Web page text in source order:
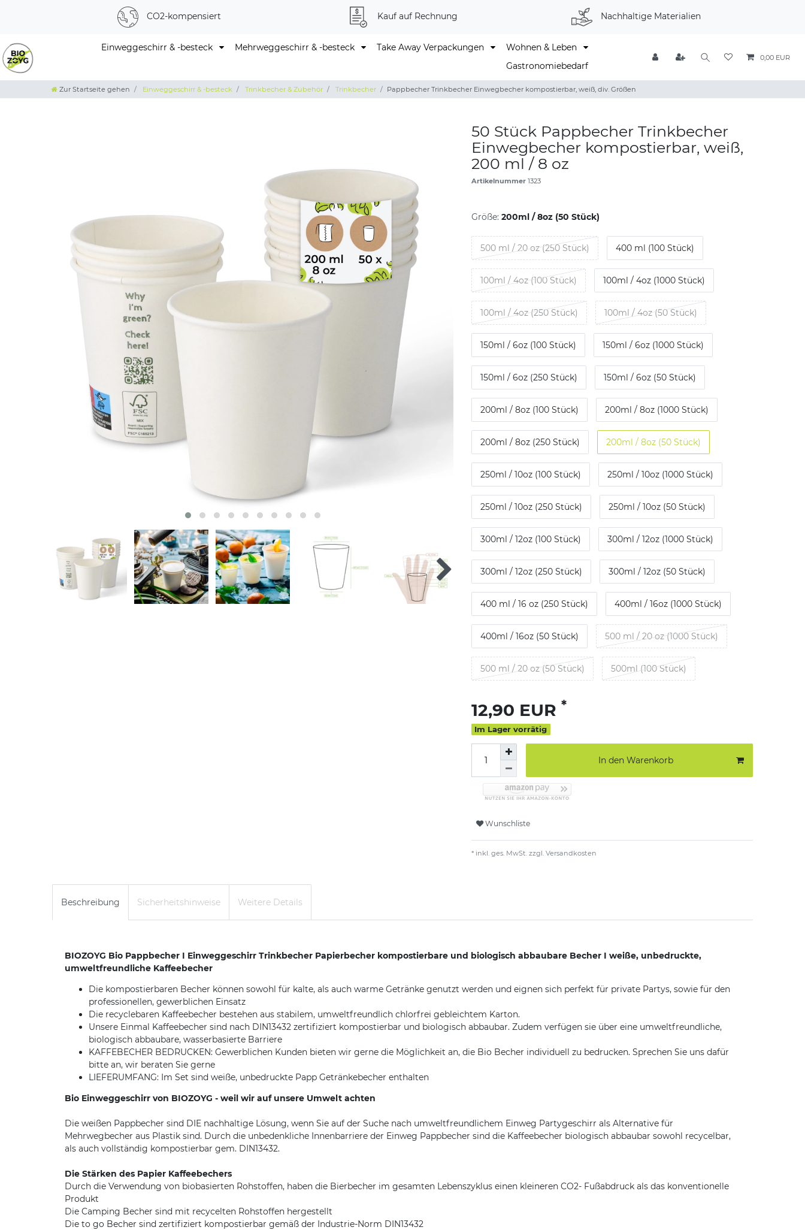
CO2-kompensiert Kauf auf Rechnung Nachhaltige Materialien
Einweggeschirr & -besteck Mehrweggeschirr & -besteck Take Away Verpackungen
Wohnen & Leben
Gastronomiebedarf
0,00 EUR
Zur Startseite gehen Einweggeschirr & -besteck Trinkbecher & Zubehör Trinkbecher Pappbecher Trinkbecher Einwegbecher kompostierbar, weiß, div. Größen
50 Stück Pappbecher Trinkbecher
Einwegbecher kompostierbar, weiß,
200 ml / 8 oz
Artikelnummer 1323
Größe: 200ml / 8oz (50 Stück)
500 ml / 20 oz (250 Stück) 400 ml (100 Stück)
100ml / 4oz (100 Stück) 100ml / 4oz (1000 Stück)
100ml / 4oz (250 Stück) 100ml / 4oz (50 Stück)
150ml / 6oz (100 Stück) 150ml / 6oz (1000 Stück)
150ml / 6oz (250 Stück) 150ml / 6oz (50 Stück)
200ml / 8oz (100 Stück) 200ml / 8oz (1000 Stück)
200ml / 8oz (250 Stück) 200ml / 8oz (50 Stück)
250ml / 10oz (100 Stück) 250ml / 10oz (1000 Stück)
250ml / 10oz (250 Stück) 250ml / 10oz (50 Stück)
300ml / 12oz (100 Stück) 300ml / 12oz (1000 Stück)
300ml / 12oz (250 Stück) 300ml / 12oz (50 Stück)
400 ml / 16 oz (250 Stück) 400ml / 16oz (1000 Stück)
400ml / 16oz (50 Stück) 500 ml / 20 oz (1000 Stück)
500 ml / 20 oz (50 Stück) 500ml (100 Stück)
12,90 EUR *
Im Lager vorrätig
In den Warenkorb
Wunschliste
* inkl. ges. MwSt. zzgl. Versandkosten
Beschreibung Sicherheitshinweise Weitere Details
BIOZOYG Bio Pappbecher I Einweggeschirr Trinkbecher Papierbecher kompostierbare und biologisch abbaubare Becher I weiße, unbedruckte,
umweltfreundliche Kaffeebecher
Die kompostierbaren Becher können sowohl für kalte, als auch warme Getränke genutzt werden und eignen sich perfekt für private Partys, sowie für den
professionellen, gewerblichen Einsatz
Die recyclebaren Kaffeebecher bestehen aus stabilem, umweltfreundlich chlorfrei gebleichtem Karton.
Unsere Einmal Kaffeebecher sind nach DIN13432 zertifiziert kompostierbar und biologisch abbaubar. Zudem verfügen sie über eine umweltfreundliche,
biologisch abbaubare, wasserbasierte Barriere
KAFFEBECHER BEDRUCKEN: Gewerblichen Kunden bieten wir gerne die Möglichkeit an, die Bio Becher individuell zu bedrucken. Sprechen Sie uns dafür
bitte an, wir beraten Sie gerne
LIEFERUMFANG: Im Set sind weiße, unbedruckte Papp Getränkebecher enthalten
Bio Einweggeschirr von BIOZOYG - weil wir auf unsere Umwelt achten
Die weißen Pappbecher sind DIE nachhaltige Lösung, wenn Sie auf der Suche nach umweltfreundlichem Einweg Partygeschirr als Alternative für
Mehrwegbecher aus Plastik sind. Durch die unbedenkliche Innenbarriere der Einweg Pappbecher sind die Kaffeebecher biologisch abbaubar sowohl recycelbar,
als auch vollständig kompostierbar gem. DIN13432.
Die Stärken des Papier Kaffeebechers
Durch die Verwendung von biobasierten Rohstoffen, haben die Bierbecher im gesamten Lebenszyklus einen kleineren CO2- Fußabdruck als das konventionelle
Produkt
Die Camping Becher sind mit recycelten Rohstoffen hergestellt
Die to go Becher sind zertifiziert kompostierbar gemäß der Industrie-Norm DIN13432